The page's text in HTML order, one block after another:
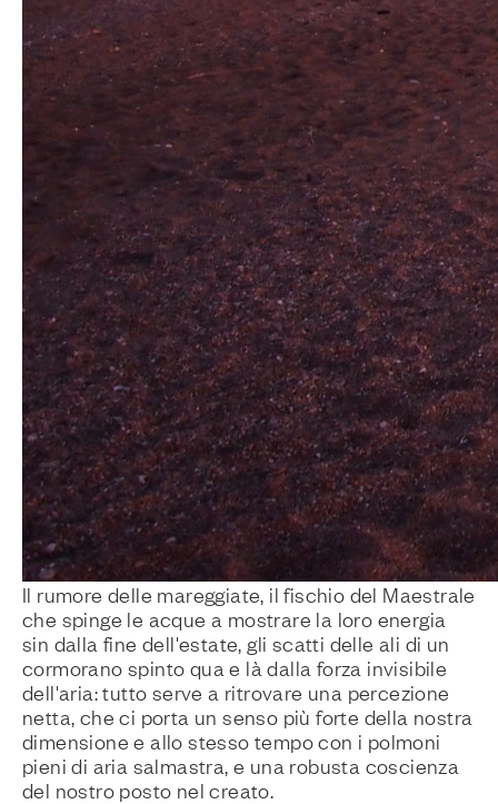
Il rumore delle mareggiate, il fischio del Maestrale
che spinge le acque a mostrare la loro energia
sin dalla fine dell'estate, gli scatti delle ali di un
cormorano spinto qua e là dalla forza invisibile
dell'aria: tutto serve a ritrovare una percezione
netta, che ci porta un senso più forte della nostra
dimensione e allo stesso tempo con i polmoni
pieni di aria salmastra, e una robusta coscienza
del nostro posto nel creato.